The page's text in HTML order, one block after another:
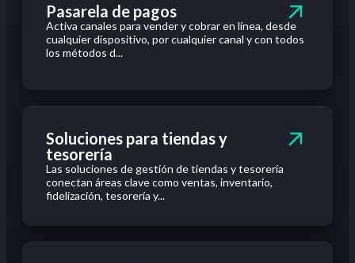
Pasarela de pagos
Activa canales para vender y cobrar en línea, desde
cualquier dispositivo, por cualquier canal y con todos
los métodos d...
Soluciones para tiendas y
tesorería
Las soluciones de gestión de tiendas y tesorería
conectan áreas clave como ventas, inventario,
fidelización, tesorería y...